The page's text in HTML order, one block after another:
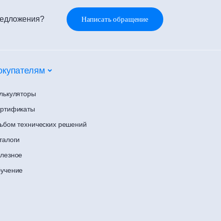
Написать обращение
технических решений